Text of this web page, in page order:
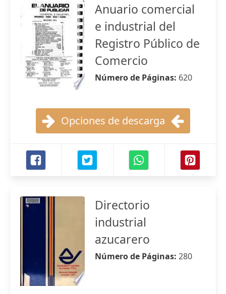
Anuario comercial
e industrial del
Registro Público de
Comercio
Número de Páginas: 620
Opciones de descarga
Directorio
industrial
azucarero
Número de Páginas: 280